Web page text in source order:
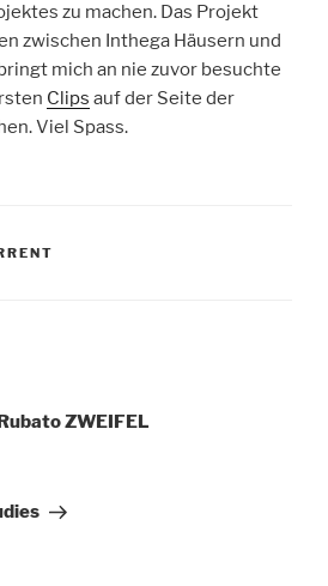
zu machen. Das Projekt
zwischen Inthega Häusern und
mich an nie zuvor besuchte
Clips auf der Seite der
Viel Spass.
ZWEIFEL